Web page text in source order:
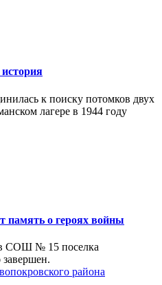
к поиску потомков двух
лагере в 1944 году
память о героях войны
СОШ № 15 поселка
района